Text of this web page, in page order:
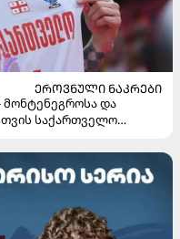
ᲔᲠᲝᲕᲜᲣᲚᲘ ᲜᲐᲙᲠᲔᲑᲘ
მონტენეგროსა და
საქართველო